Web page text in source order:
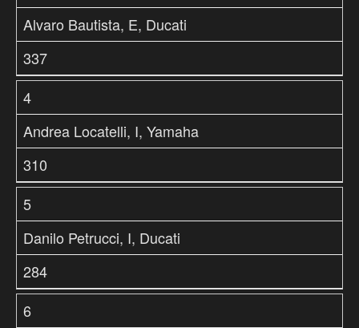
Alvaro Bautista, E, Ducati
337
4
Andrea Locatelli, I, Yamaha
310
5
Danilo Petrucci, I, Ducati
284
6